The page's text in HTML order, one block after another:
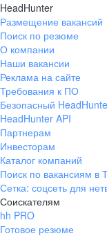
HeadHunter
Размещение вакансий
Поиск по резюме
О компании
Наши вакансии
Реклама на сайте
Требования к ПО
Безопасный
HeadHunter API
Партнерам
Инвесторам
Каталог компаний
Поиск по вакансиям в
Сетка: соцсеть для
Соискателям
hh PRO
Готовое резюме